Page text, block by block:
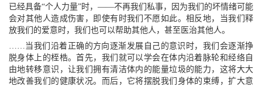
已经具备“个人力量”时，——不再我们私事，因为我们的坏情绪可能
会对其他人造成伤害，即使有时我们不愿如此。相反地，当我们释
放我们的爱意时，我们也可以帮助其他人，甚至医治其他人。
……当我们沿着正确的方向逐渐发展自己的意识时，我们会逐渐挣
脱身体上的桎梏。首先，我们就可以学会在体内沿着脉轮和经络自
由地转移意识，让我们拥有清洁体内的能量垃圾的能力，这将大大
地改善我们的健康状况。而后，它将摆脱我们身体的束缚，扩大意